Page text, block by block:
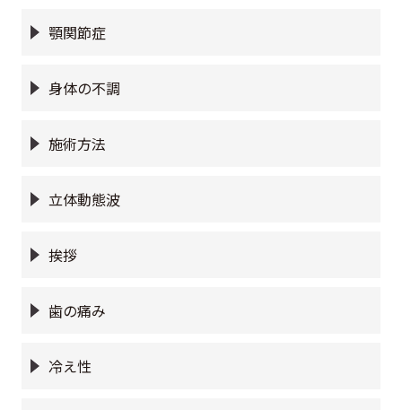
顎関節症
身体の不調
施術方法
立体動態波
挨拶
歯の痛み
冷え性